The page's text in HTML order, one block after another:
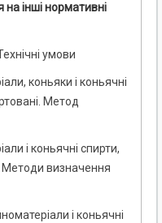
інші нормативні
умови
коньяки і коньячні
Метод
і коньячні спирти,
Методи визначення
і коньячні